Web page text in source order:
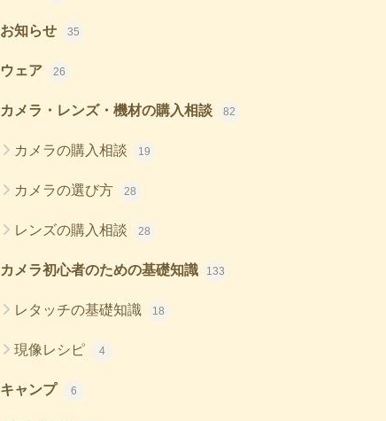
お知らせ 35
ウェア 26
カメラ・レンズ・機材の購入相談 82
カメラの購入相談 19
カメラの選び方 28
レンズの購入相談 28
カメラ初心者のための基礎知識 133
レタッチの基礎知識 18
現像レシピ 4
キャンプ 6